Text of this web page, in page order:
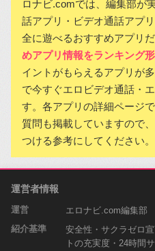
ロナビ.comでは、編集部が
話アプリ・ビデオ通話アプ
全に遊べるおすすめアプリだ
めアプリ情報をランキング
イントがもらえるアプリが
で今すぐエロビデオ通話・
す。各アプリの詳細ページ
質問も掲載していますので
つける参考にしてください。
運営者情報
運営
エロナビ.com編集部
紹介基準
安全性・サクラゼロ
トの充実度・24時間